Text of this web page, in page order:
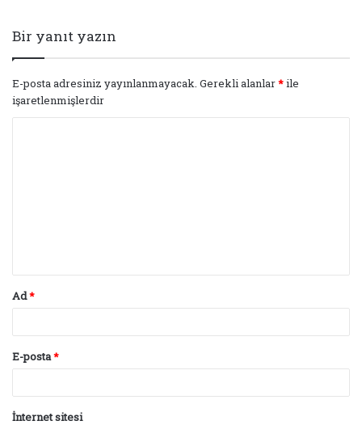
Bir yanıt yazın
E-posta adresiniz yayınlanmayacak. Gerekli alanlar*ile
işaretlenmişlerdir
Ad*
E-posta*
İnternet sitesi